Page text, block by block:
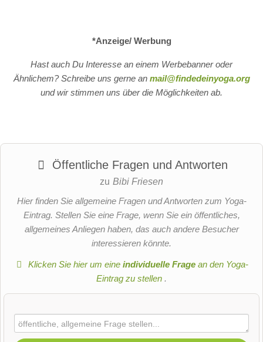
*Anzeige/ Werbung
Hast auch Du Interesse an einem Werbebanner oder
Ähnlichem? Schreibe uns gerne an mail@findedeinyoga.org
und wir stimmen uns über die Möglichkeiten ab.
Öffentliche Fragen und Antworten
zu Bibi Friesen
Hier finden Sie allgemeine Fragen und Antworten zum Yoga-
Eintrag. Stellen Sie eine Frage, wenn Sie ein öffentliches,
allgemeines Anliegen haben, das auch andere Besucher
interessieren könnte.
Klicken Sie hier um eineindividuelle Frage an den Yoga-
Eintrag zu stellen .